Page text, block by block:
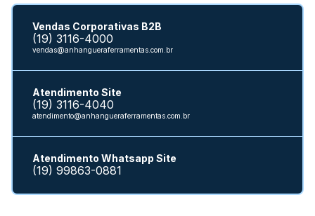
Vendas Corporativas B2B
(19) 3116-4000
vendas@anhangueraferramentas.com.br
Atendimento Site
(19) 3116-4040
atendimento@anhangueraferramentas.com.br
Atendimento Whatsapp Site
(19) 99863-0881